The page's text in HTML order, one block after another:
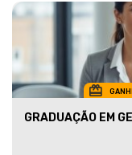
GRADUAÇÃO EM